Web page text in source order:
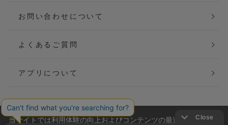
お問い合わせについて
よくあるご質問
アプリについて
当サイトでは利用体験の向上およびコンテンツの最適な提供、ト